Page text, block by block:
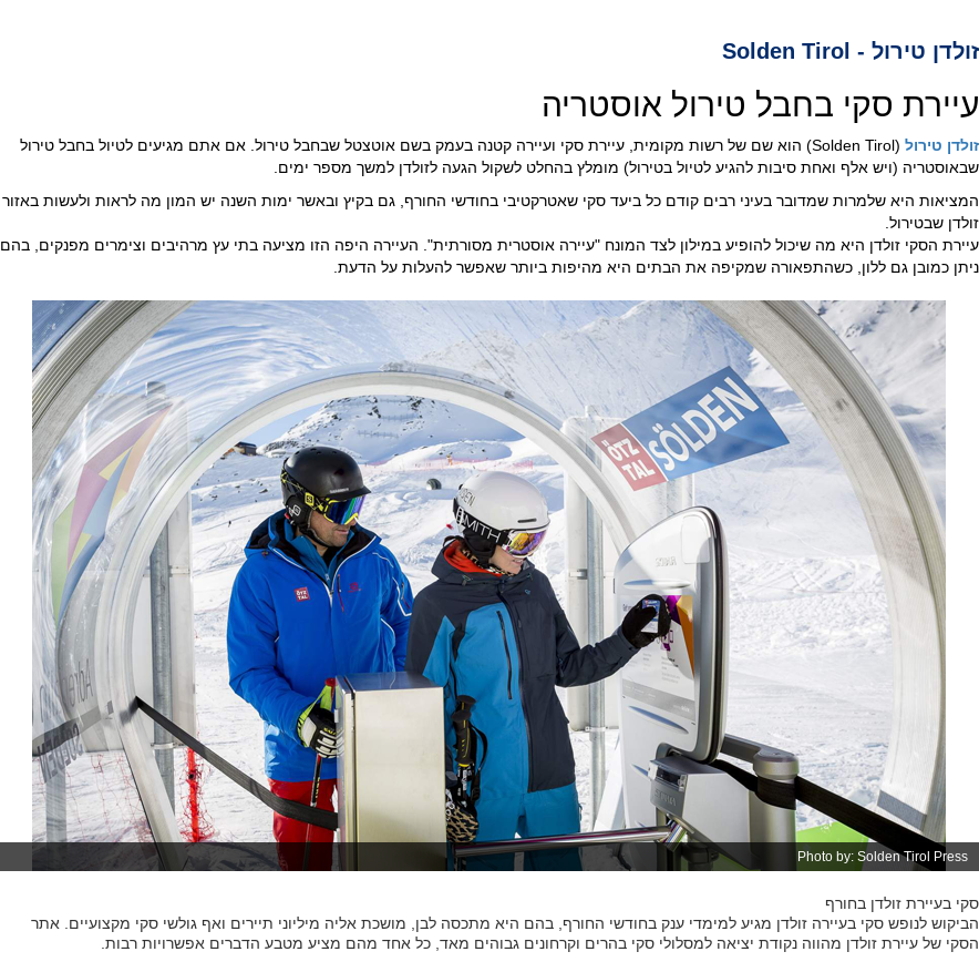
זולדן טירול - Solden Tirol
עיירת סקי בחבל טירול אוסטריה
זולדן טירול
(Solden Tirol) הוא שם של רשות מקומית, עיירת סקי ועיירה קטנה בעמק בשם אוטצטל שבחבל טירול. אם אתם מגיעים לטיול בחבל טירול
שבאוסטריה (ויש אלף ואחת סיבות להגיע לטיול בטירול) מומלץ בהחלט לשקול הגעה לזולדן למשך מספר ימים.
המציאות היא שלמרות שמדובר בעיני רבים קודם כל ביעד סקי שאטרקטיבי בחודשי החורף, גם בקיץ ובאשר ימות השנה יש המון מה לראות ולעשות באזור
זולדן שבטירול.
עיירת הסקי זולדן היא מה שיכול להופיע במילון לצד המונח "עיירה אוסטרית מסורתית". העיירה היפה הזו מציעה בתי עץ מרהיבים וצימרים מפנקים, בהם
ניתן כמובן גם ללון, כשהתפאורה שמקיפה את הבתים היא מהיפות ביותר שאפשר להעלות על הדעת.
Photo by: Solden Tirol Press
סקי בעיירת זולדן בחורף
הביקוש לנופש סקי בעיירה זולדן מגיע למימדי ענק בחודשי החורף, בהם היא מתכסה לבן, מושכת אליה מיליוני תיירים ואף גולשי סקי מקצועיים. אתר
הסקי של עיירת זולדן מהווה נקודת יציאה למסלולי סקי בהרים וקרחונים גבוהים מאד, כל אחד מהם מציע מטבע הדברים אפשרויות רבות.